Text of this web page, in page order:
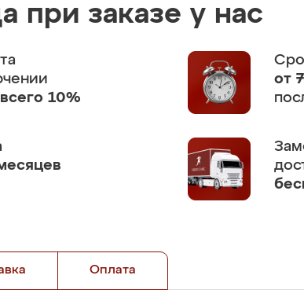
при заказе у нас
всего 10%
от
Оплата